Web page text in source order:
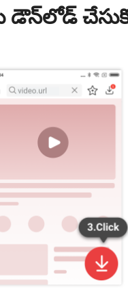
డౌన్‌లోడ్